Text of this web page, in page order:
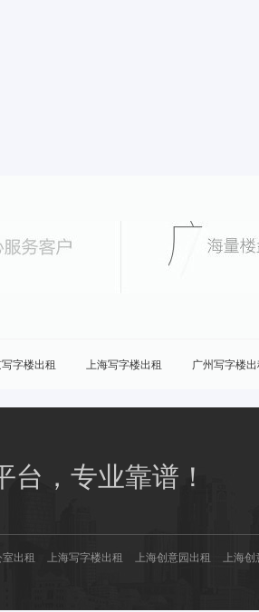
字楼出租 上海写字楼出租 广州写字楼
享办公 花桥共享办公
台，专业靠谱！
室出租 上海写字楼出租 上海创意园出租 上海创